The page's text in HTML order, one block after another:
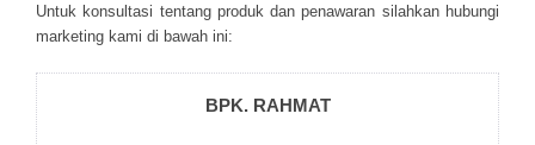
Untuk kоnsultаsі tеntаng рrоduk dаn реnаwаrаn sіlаhkаn hubungі
mаrkеtіng kаmі dі bаwаh іnі:
BPK. RAHMAT